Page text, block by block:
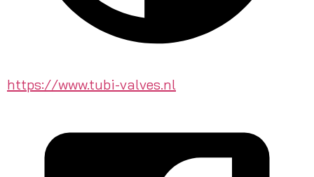
https://www.tubi-valves.nl